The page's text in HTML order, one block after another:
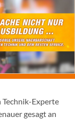
Technik-Experte
gesagt an